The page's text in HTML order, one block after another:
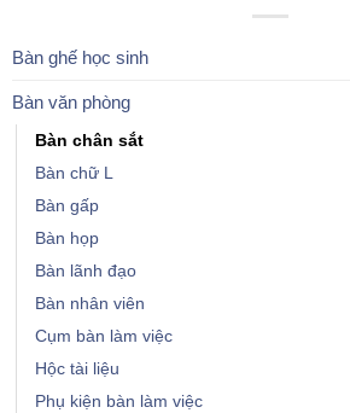
Bàn ghế học sinh
Bàn văn phòng
Bàn chân sắt
Bàn chữ L
Bàn gấp
Bàn họp
Bàn lãnh đạo
Bàn nhân viên
Cụm bàn làm việc
Hộc tài liệu
Phụ kiện bàn làm việc